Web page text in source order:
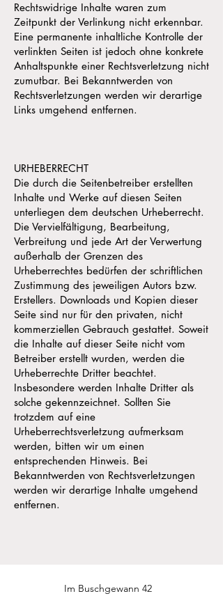
Rechtswidrige Inhalte waren zum
Zeitpunkt der Verlinkung nicht erkennbar.
Eine permanente inhaltliche Kontrolle der
verlinkten Seiten ist jedoch ohne konkrete
Anhaltspunkte einer Rechtsverletzung nicht
zumutbar. Bei Bekanntwerden von
Rechtsverletzungen werden wir derartige
Links umgehend entfernen.
URHEBERRECHT
Die durch die Seitenbetreiber erstellten
Inhalte und Werke auf diesen Seiten
unterliegen dem deutschen Urheberrecht.
Die Vervielfältigung, Bearbeitung,
Verbreitung und jede Art der Verwertung
außerhalb der Grenzen des
Urheberrechtes bedürfen der schriftlichen
Zustimmung des jeweiligen Autors bzw.
Erstellers. Downloads und Kopien dieser
Seite sind nur für den privaten, nicht
kommerziellen Gebrauch gestattet. Soweit
die Inhalte auf dieser Seite nicht vom
Betreiber erstellt wurden, werden die
Urheberrechte Dritter beachtet.
Insbesondere werden Inhalte Dritter als
solche gekennzeichnet. Sollten Sie
trotzdem auf eine
Urheberrechtsverletzung aufmerksam
werden, bitten wir um einen
entsprechenden Hinweis. Bei
Bekanntwerden von Rechtsverletzungen
werden wir derartige Inhalte umgehend
entfernen.
Im Buschgewann 42